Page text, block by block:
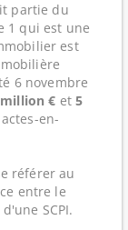
partie du
1 qui est une
est
6 novembre
€ et 5
en-
référer au
entre le
SCPI.